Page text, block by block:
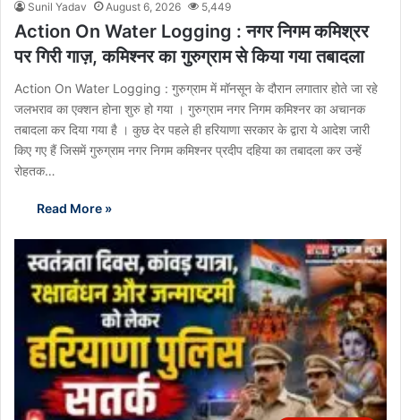
Sunil Yadav August 6, 2026 5,449
Action On Water Logging : नगर निगम कमिश्रर
पर गिरी गाज़, कमिश्नर का गुरुग्राम से किया गया तबादला
Action On Water Logging : गुरुग्राम में मॉनसून के दौरान लगातार होते जा रहे
जलभराव का एक्शन होना शुरु हो गया । गुरुग्राम नगर निगम कमिश्नर का अचानक
तबादला कर दिया गया है । कुछ देर पहले ही हरियाणा सरकार के द्वारा ये आदेश जारी
किए गए हैं जिसमें गुरुग्राम नगर निगम कमिश्नर प्रदीप दहिया का तबादला कर उन्हें
रोहतक…
Read More »